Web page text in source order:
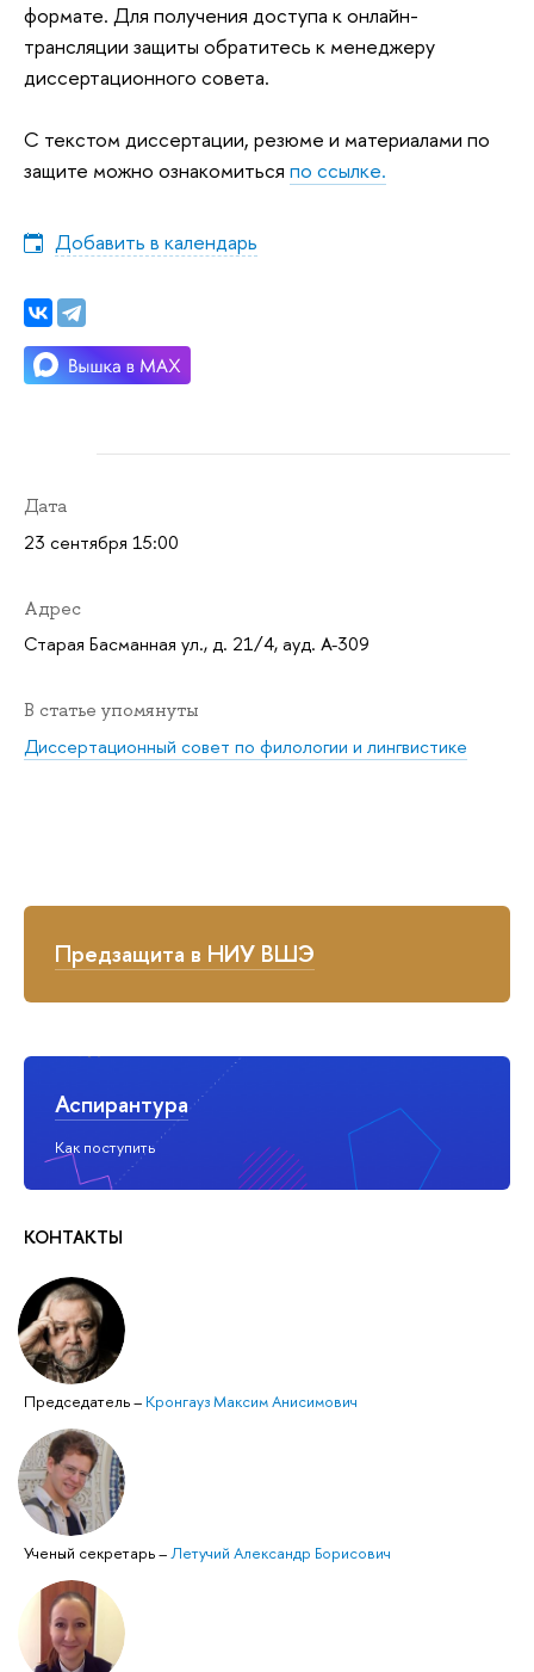
Предзащита в НИУ ВШЭ
Аспирантура
Как поступить
КОНТАКТЫ
Председатель– Кронгауз Максим Анисимович
Ученый секретарь–Летучий Александр Борисович
формате. Для получения доступа к онлайн-
трансляции защиты обратитесь к менеджеру
диссертационного совета.
С текстом диссертации, резюме и материалами по
защите можно ознакомиться по ссылке.
Добавить в календарь
Дата
23 сентября 15:00
Адрес
Старая Басманная ул., д. 21/4, ауд. А-309
В статье упомянуты
Диссертационный совет по филологии и лингвистике